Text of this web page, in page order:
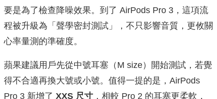
要是為了檢查降噪效果。到了 AirPods Pro 3，這項流
程被升級為「聲學密封測試」，不只影響音質，更攸關
心率量測的準確度。
蘋果建議用戶先從中號耳塞（M size）開始測試，若覺
得不合適再換大號或小號。值得一提的是，AirPods
Pro 3 新增了 XXS 尺寸 ，相較 Pro 2 的耳塞更柔軟，